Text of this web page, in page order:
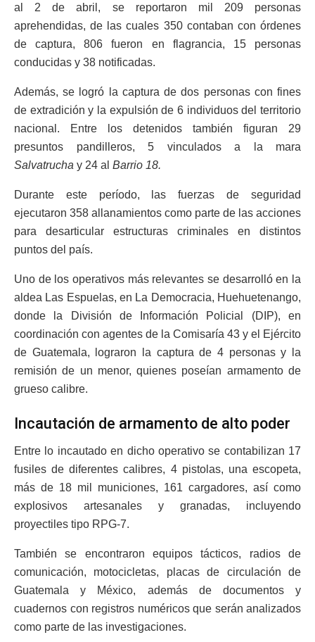
al 2 de abril, se reportaron mil 209 personas
aprehendidas, de las cuales 350 contaban con órdenes
de captura, 806 fueron en flagrancia, 15 personas
conducidas y 38 notificadas.
Además, se logró la captura de dos personas con fines
de extradición y la expulsión de 6 individuos del territorio
nacional. Entre los detenidos también figuran 29
presuntos pandilleros, 5 vinculados a la mara
Salvatrucha y 24 al Barrio 18.
Durante este período, las fuerzas de seguridad
ejecutaron 358 allanamientos como parte de las acciones
para desarticular estructuras criminales en distintos
puntos del país.
Uno de los operativos más relevantes se desarrolló en la
aldea Las Espuelas, en La Democracia, Huehuetenango,
donde la División de Información Policial (DIP), en
coordinación con agentes de la Comisaría 43 y el Ejército
de Guatemala, lograron la captura de 4 personas y la
remisión de un menor, quienes poseían armamento de
grueso calibre.
Incautación de armamento de alto poder
Entre lo incautado en dicho operativo se contabilizan 17
fusiles de diferentes calibres, 4 pistolas, una escopeta,
más de 18 mil municiones, 161 cargadores, así como
explosivos artesanales y granadas, incluyendo
proyectiles tipo RPG-7.
También se encontraron equipos tácticos, radios de
comunicación, motocicletas, placas de circulación de
Guatemala y México, además de documentos y
cuadernos con registros numéricos que serán analizados
como parte de las investigaciones.